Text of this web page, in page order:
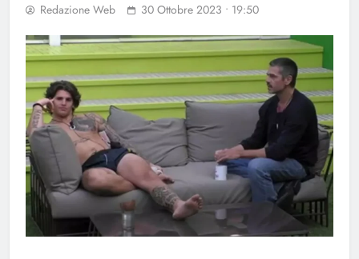
Redazione Web 30 Ottobre 2023 • 19:50